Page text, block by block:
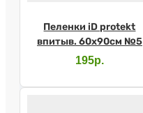
Пеленки iD protekt
впитыв. 60х90см №5
195р.